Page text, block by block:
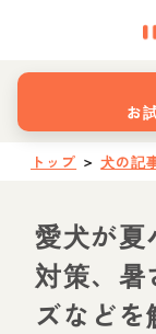
お
トップ ＞ 犬の記
愛犬が夏
対策、暑
ズなどを